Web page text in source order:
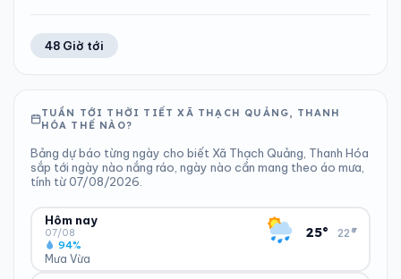
48 Giờ tới
TUẦN TỚI THỜI TIẾT XÃ THẠCH QUẢNG, THANH
HÓA THẾ NÀO?
Bảng dự báo từng ngày cho biết Xã Thạch Quảng, Thanh Hóa
sắp tới ngày nào nắng ráo, ngày nào cần mang theo áo mưa,
tính từ 07/08/2026.
Hôm nay
07/08
Mưa Vừa
94%
25° 22°
▾